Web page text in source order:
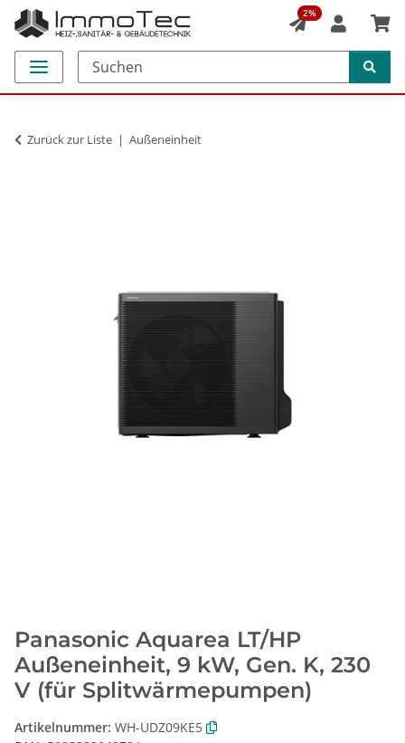
2%
Zurück zur Liste Außeneinheit
Panasonic Aquarea LT/HP
Außeneinheit, 9 kW, Gen. K, 230
V (für Splitwärmepumpen)
Artikelnummer: WH-UDZ09KE5